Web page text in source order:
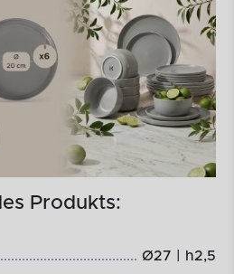
Produkts:
Ø27 | h2,5